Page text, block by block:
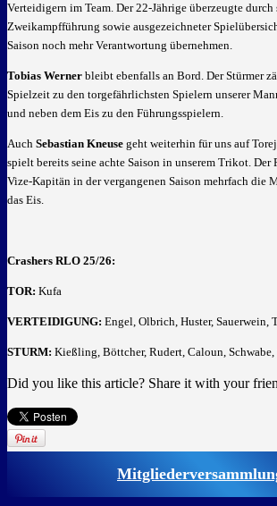
Verteidigern im Team. Der 22-Jährige überzeugte durch
Zweikampfführung sowie ausgezeichneter
Saison noch mehr Verantwortung übernehmen.
Tobias Werner bleibt ebenfalls an Bord. Der Stürmer
Spielzeit zu den torgefährlichsten Spielern unserer
und neben dem Eis zu den Führungsspielern.
Auch Sebastian Kneuse geht weiterhin für uns auf
spielt bereits seine achte Saison in unserem Trikot.
Vize-Kapitän in der vergangenen Saison mehrfach die
das Eis.
Crashers RLO 25/26:
TOR: Kufa
VERTEIDIGUNG: Engel, Olbrich, Huster, Sauerwein,
STURM: Kießling, Böttcher, Rudert, Caloun, Schwabe,
Did you like this article? Share it with your